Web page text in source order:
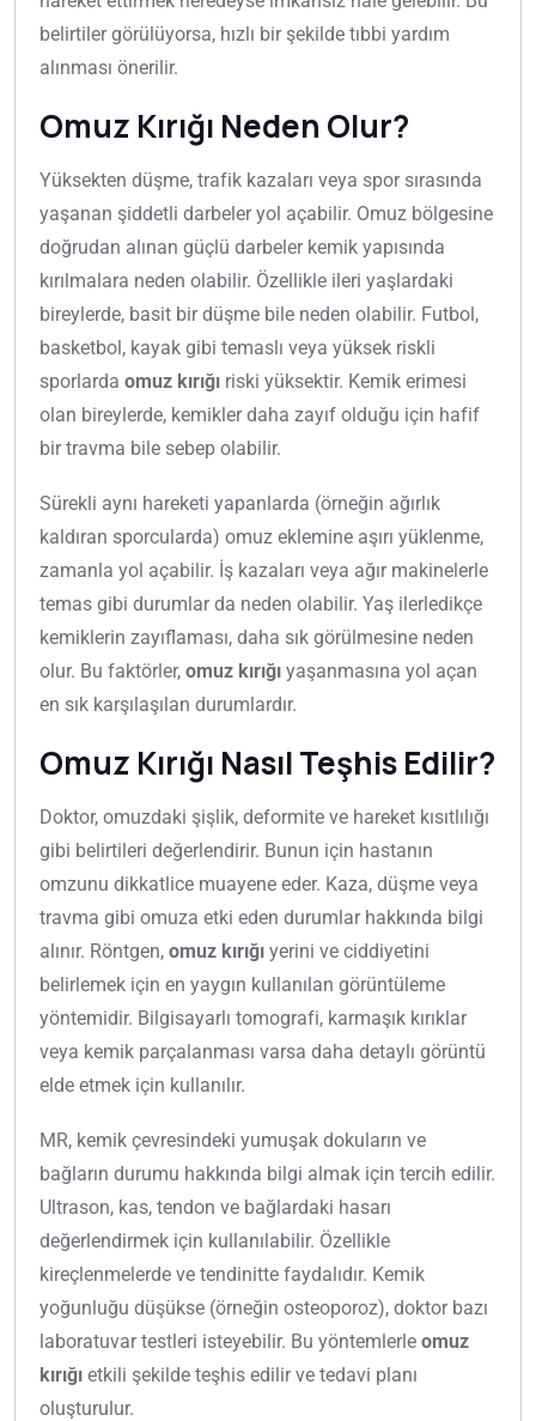
belirtiler görülüyorsa, hızlı bir şekilde tıbbi yardım
alınması önerilir.
Omuz Kırığı Neden Olur?
Yüksekten düşme, trafik kazaları veya spor sırasında
yaşanan şiddetli darbeler yol açabilir. Omuz bölgesine
doğrudan alınan güçlü darbeler kemik yapısında
kırılmalara neden olabilir. Özellikle ileri yaşlardaki
bireylerde, basit bir düşme bile neden olabilir. Futbol,
basketbol, kayak gibi temaslı veya yüksek riskli
sporlarda omuz kırığı riski yüksektir. Kemik erimesi
olan bireylerde, kemikler daha zayıf olduğu için hafif
bir travma bile sebep olabilir.
Sürekli aynı hareketi yapanlarda (örneğin ağırlık
kaldıran sporcularda) omuz eklemine aşırı yüklenme,
zamanla yol açabilir. İş kazaları veya ağır makinelerle
temas gibi durumlar da neden olabilir. Yaş ilerledikçe
kemiklerin zayıflaması, daha sık görülmesine neden
olur. Bu faktörler, omuz kırığı yaşanmasına yol açan
en sık karşılaşılan durumlardır.
Omuz Kırığı Nasıl Teşhis Edilir?
Doktor, omuzdaki şişlik, deformite ve hareket kısıtlılığı
gibi belirtileri değerlendirir. Bunun için hastanın
omzunu dikkatlice muayene eder. Kaza, düşme veya
travma gibi omuza etki eden durumlar hakkında bilgi
alınır. Röntgen, omuz kırığı yerini ve ciddiyetini
belirlemek için en yaygın kullanılan görüntüleme
yöntemidir. Bilgisayarlı tomografi, karmaşık kırıklar
veya kemik parçalanması varsa daha detaylı görüntü
elde etmek için kullanılır.
MR, kemik çevresindeki yumuşak dokuların ve
bağların durumu hakkında bilgi almak için tercih edilir.
Ultrason, kas, tendon ve bağlardaki hasarı
değerlendirmek için kullanılabilir. Özellikle
kireçlenmelerde ve tendinitte faydalıdır. Kemik
yoğunluğu düşükse (örneğin osteoporoz), doktor bazı
laboratuvar testleri isteyebilir. Bu yöntemlerle omuz
kırığı etkili şekilde teşhis edilir ve tedavi planı
oluşturulur.